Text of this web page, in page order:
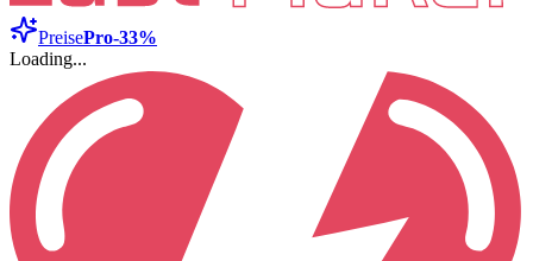
PreisePro-33%
Loading...